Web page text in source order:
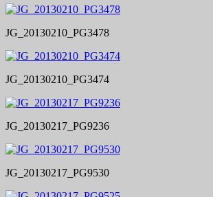
JG_20130210_PG3478
JG_20130210_PG3474
JG_20130217_PG9236
JG_20130217_PG9530